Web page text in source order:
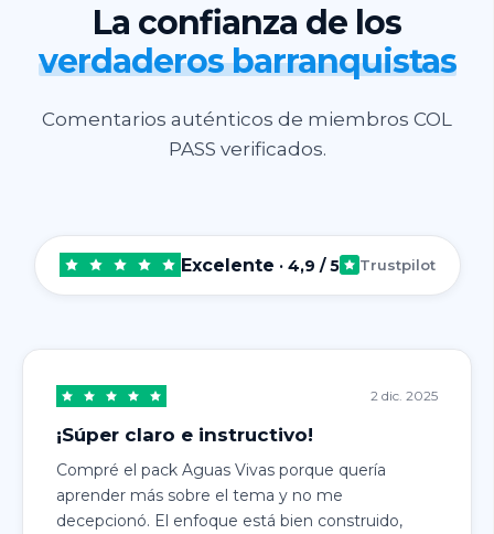
La confianza de los
verdaderos barranquistas
Comentarios auténticos de miembros COL
PASS verificados.
Excelente · 4,9 / 5 Trustpilot
2 dic. 2025
¡Súper claro e instructivo!
Compré el pack Aguas Vivas porque quería
aprender más sobre el tema y no me
decepcionó. El enfoque está bien construido,